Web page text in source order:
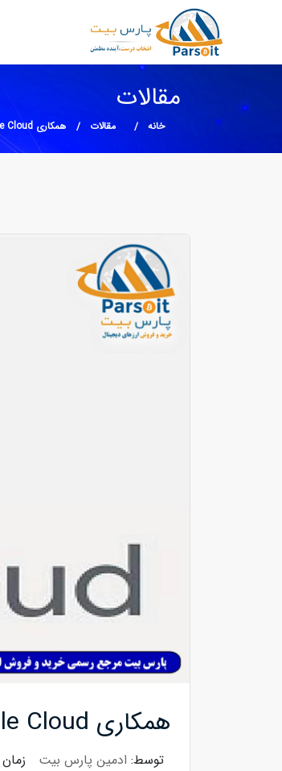
مقالات
خانه مقالات همکاری Google Cloud با بلاک‌چین EOS
همکاری Google Cloud با بلاک‌چین EOS
توسط: ادمین پارس بیت